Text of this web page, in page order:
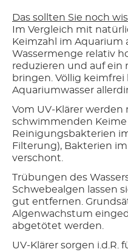
Das sollten Sie noch
Im Vergleich mit
Keimzahl im
Wassermenge relativ
reduzieren und auf ein
bringen. Völlig keimfrei
Aquariumwasser
Vom UV-Klärer werden
schwimmenden
Reinigungsbakterien
Filterung), Bakterien
verschont.
Trübungen des
Schwebealgen lassen
gut entfernen.
Algenwachstum
abgetötet werden.
UV-Klärer sorgen i.d.R.